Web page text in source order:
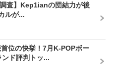
査】Kep1ianの団結力が後
ルが...
位の快挙！7月K-POPボー
ド評判トッ...